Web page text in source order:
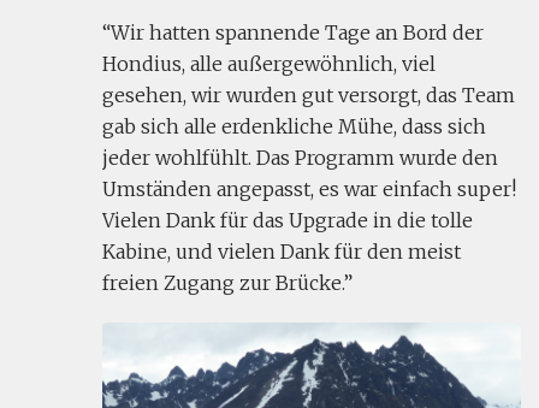
Wir hatten spannende Tage an Bord der
Hondius, alle außergewöhnlich, viel
gesehen, wir wurden gut versorgt, das Team
gab sich alle erdenkliche Mühe, dass sich
jeder wohlfühlt. Das Programm wurde den
Umständen angepasst, es war einfach super!
Vielen Dank für das Upgrade in die tolle
Kabine, und vielen Dank für den meist
freien Zugang zur Brücke.